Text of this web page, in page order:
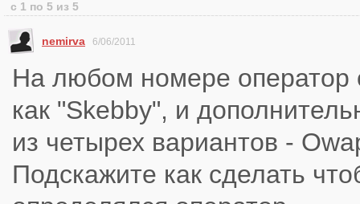
с 1 по 5 из 5
nemirva 6/06/2011
На любом номере оператор
как "Skebby", и
из четырех вариантов -
Подскажите как сделать